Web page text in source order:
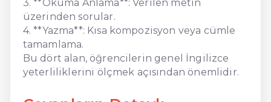
3. **Okuma Anlama**: Verilen metin
üzerinden sorular.
4. **Yazma**: Kısa kompozisyon veya cümle
tamamlama.
Bu dört alan, öğrencilerin genel İngilizce
yeterliliklerini ölçmek açısından önemlidir.